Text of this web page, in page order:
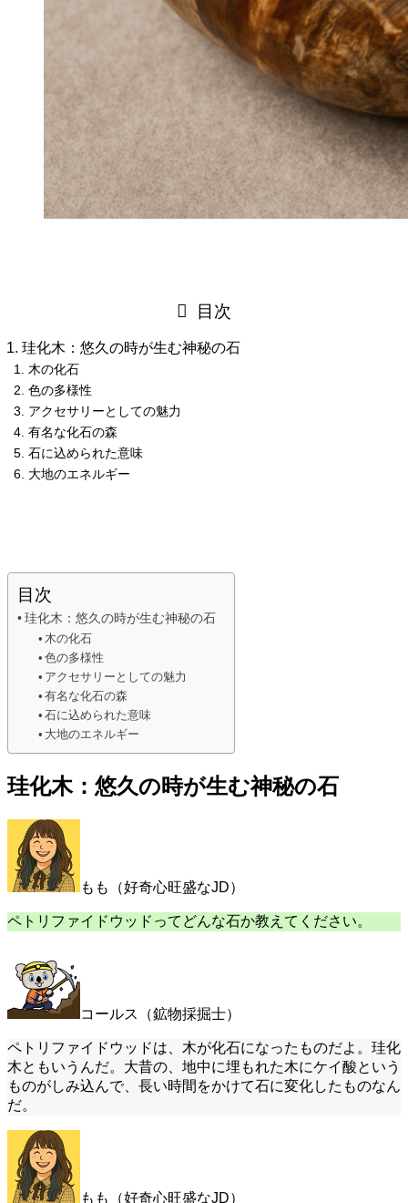
目次
珪化木：悠久の時が生む神秘の石
木の化石
色の多様性
アクセサリーとしての魅力
有名な化石の森
石に込められた意味
大地のエネルギー
目次
珪化木：悠久の時が生む神秘の石
木の化石
色の多様性
アクセサリーとしての魅力
有名な化石の森
石に込められた意味
大地のエネルギー
珪化木：悠久の時が生む神秘の石
もも（好奇心旺盛なJD）
ペトリファイドウッドってどんな石か教えてください。
コールス（鉱物採掘士）
ペトリファイドウッドは、木が化石になったものだよ。珪化
木ともいうんだ。大昔の、地中に埋もれた木にケイ酸という
ものがしみ込んで、長い時間をかけて石に変化したものなん
だ。
もも（好奇心旺盛なJD）